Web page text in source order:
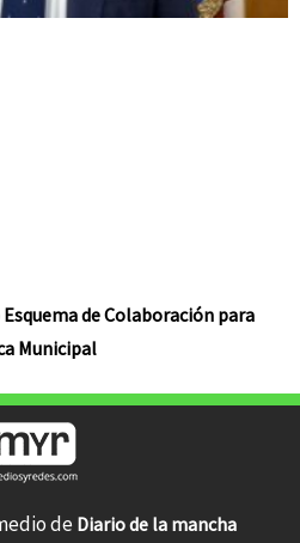
de Colaboración para
Municipal
de Diario de la mancha